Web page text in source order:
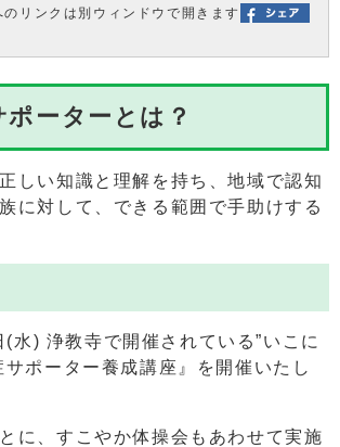
リンクは別ウィンドウで開きます
ポーターとは？
しい知識と理解を持ち、地域で認知
に対して、できる範囲で手助けする
水) 浄教寺で開催されている”いこに
サポーター養成講座』を開催いたし
に、すこやか体操会もあわせて実施